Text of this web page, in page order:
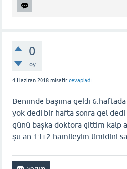
0
oy
4 Haziran 2018 misafir cevapladı
Benimde başıma geldi
yok dedi bir hafta sonra gel dedi
günü başka doktora gittim kalp
şu an 11+2 hamileyim ümidini